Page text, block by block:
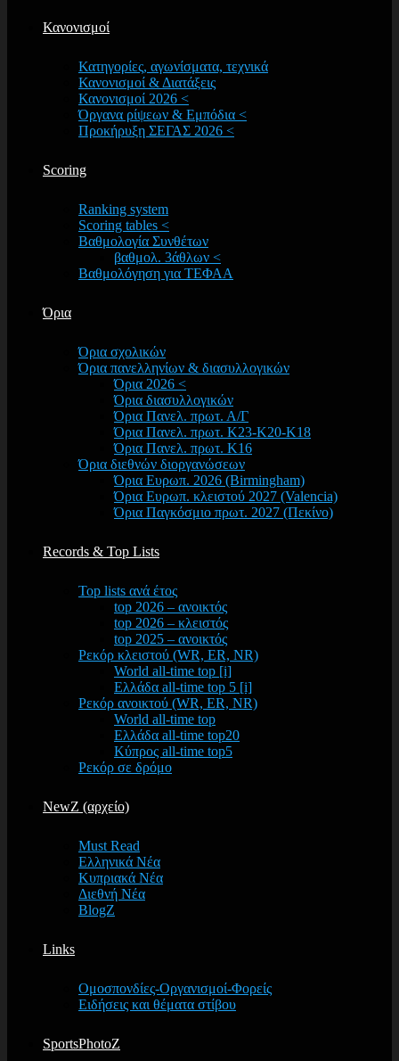
Κανονισμοί
Κατηγορίες, αγωνίσματα, τεχνικά
Κανονισμοί & Διατάξεις
Κανονισμοί 2026 <
Όργανα ρίψεων & Εμπόδια <
Προκήρυξη ΣΕΓΑΣ 2026 <
Scoring
Ranking system
Scoring tables <
Βαθμολογία Συνθέτων
βαθμολ. 3άθλων <
Βαθμολόγηση για ΤΕΦΑΑ
Όρια
Όρια σχολικών
Όρια πανελληνίων & διασυλλογικών
Όρια 2026 <
Όρια διασυλλογικών
Όρια Πανελ. πρωτ. Α/Γ
Όρια Πανελ. πρωτ. Κ23-Κ20-Κ18
Όρια Πανελ. πρωτ. Κ16
Όρια διεθνών διοργανώσεων
Όρια Ευρωπ. 2026 (Birmingham)
Όρια Ευρωπ. κλειστού 2027 (Valencia)
Όρια Παγκόσμιο πρωτ. 2027 (Πεκίνο)
Records & Top Lists
Top lists ανά έτος
top 2026 – ανοικτός
top 2026 – κλειστός
top 2025 – ανοικτός
Ρεκόρ κλειστού (WR, ER, NR)
World all-time top [i]
Ελλάδα all-time top 5 [i]
Ρεκόρ ανοικτού (WR, ER, NR)
World all-time top
Ελλάδα all-time top20
Κύπρος all-time top5
Ρεκόρ σε δρόμο
NewZ (αρχείο)
Must Read
Ελληνικά Νέα
Κυπριακά Νέα
Διεθνή Νέα
BlogZ
Links
Ομοσπονδίες-Οργανισμοί-Φορείς
Ειδήσεις και θέματα στίβου
SportsPhotoZ